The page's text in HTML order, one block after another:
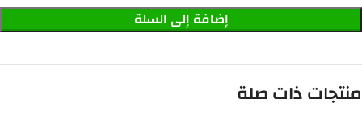
إضافة إلى السلة
منتجات ذات صلة